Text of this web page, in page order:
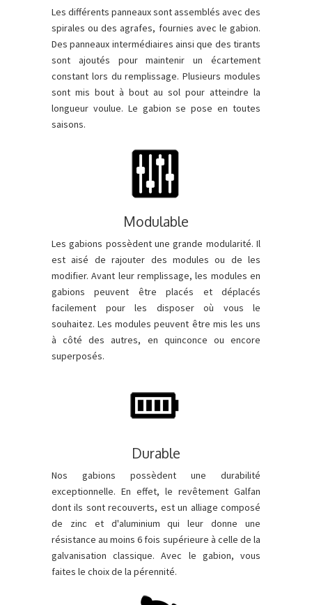
Les différents panneaux sont assemblés avec des
spirales ou des agrafes, fournies avec le gabion.
Des panneaux intermédiaires ainsi que des tirants
sont ajoutés pour maintenir un écartement
constant lors du remplissage. Plusieurs modules
sont mis bout à bout au sol pour atteindre la
longueur voulue. Le gabion se pose en toutes
saisons.
Modulable
Les gabions possèdent une grande modularité. Il
est aisé de rajouter des modules ou de les
modifier. Avant leur remplissage, les modules en
gabions peuvent être placés et déplacés
facilement pour les disposer où vous le
souhaitez. Les modules peuvent être mis les uns
à côté des autres, en quinconce ou encore
superposés.
Durable
Nos gabions possèdent une durabilité
exceptionnelle. En effet, le revêtement Galfan
dont ils sont recouverts, est un alliage composé
de zinc et d'aluminium qui leur donne une
résistance au moins 6 fois supérieure à celle de la
galvanisation classique. Avec le gabion, vous
faites le choix de la pérennité.